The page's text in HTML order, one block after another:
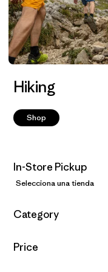
Hiking
Shop
In-Store Pickup
Selecciona una tienda
Filtrar por
Category
Filtrar por
Price